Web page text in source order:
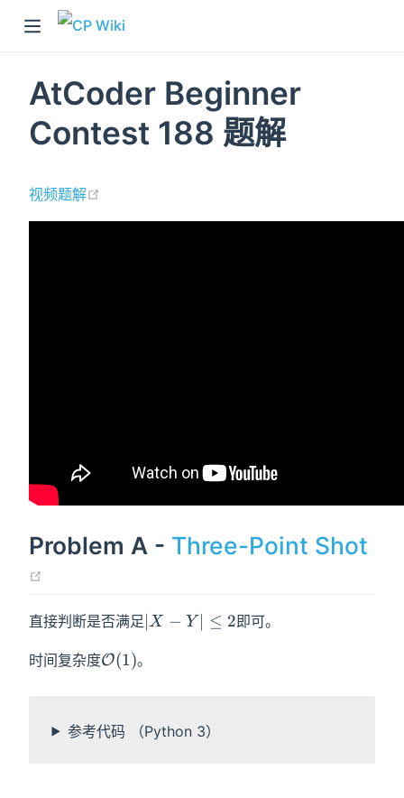
AtCoder Beginner
Contest 188 题解
视频题解
Problem A - Three-Point Shot
直接判断是否满足 |X-
X − Y ≤ 2即可。
时间复杂度\mathcal{O}
O(1)。
参考代码 （Python 3）